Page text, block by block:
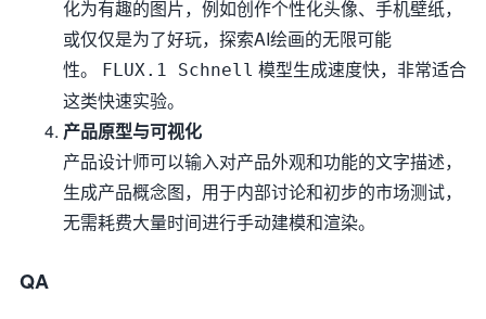
化为有趣的图片，例如创作个性化头像、手机壁纸，
或仅仅是为了好玩，探索AI绘画的无限可能
性。
FLUX.1 Schnell 模型生成速度快，非常适合
这类快速实验。
产品原型与可视化
产品设计师可以输入对产品外观和功能的文字描述，
生成产品概念图，用于内部讨论和初步的市场测试，
无需耗费大量时间进行手动建模和渲染。
QA